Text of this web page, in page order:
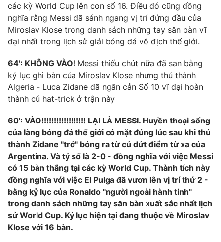
Ðiện thoại Thời báo VTV: 024.66 897 897
Email: toasoan@vtv.vn
Liên hệ quảng cáo: 024-7300.7108
® Cấm sao chép dưới mọi hình thức nếu không có sự chấp
thuận bằng văn bản. Ghi rõ nguồn VTV.vn khi phát hành lại
thông tin từ website này.
các kỳ World Cup lên con số 16. Điều đó cũng đồng
nghĩa rằng Messi đã sánh ngang vị trí đứng đầu của
Miroslav Klose trong danh sách những tay săn bàn vĩ
đại nhất trong lịch sử giải bóng đá vô địch thế giới.
64': KHÔNG VÀO! Messi thiếu chút nữa đã san bằng
kỷ lục ghi bàn của Miroslav Klose nhưng thủ thành
Algeria - Luca Zidane đã ngăn cản Số 10 vĩ đại hoàn
thành cú hat-trick ở trận này
60': VÀO!!!!!!!!!!!!!!!!!! LẠI LÀ MESSI. Huyền thoại sống
của làng bóng đá thế giới có mặt đúng lúc sau khi thủ
thành Zidane "trớ" bóng ra từ cú dứt điểm từ xa của
Argentina. Và tỷ số là 2-0 - đồng nghĩa với việc Messi
có 15 bàn thắng tại các kỳ World Cup. Thành tích này
đồng nghĩa với việc El Pulga đã vươn lên vị trí thứ 2 -
bằng kỷ lục của Ronaldo "người ngoài hành tinh"
trong danh sách những tay săn bàn xuất sắc nhất lịch
sử World Cup. Kỷ lục hiện tại đang thuộc về Miroslav
Klose với 16 bàn.